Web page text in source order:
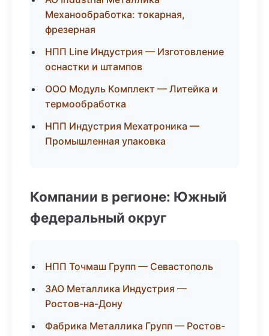
Механообработка: токарная,
фрезерная
НПП Line Индустрия — Изготовление
оснастки и штампов
ООО Модуль Комплект — Литейка и
термообработка
НПП Индустрия Мехатроника —
Промышленная упаковка
Компании в регионе: Южный
федеральный округ
НПП Точмаш Групп — Севастополь
ЗАО Металлика Индустрия —
Ростов-на-Дону
Фабрика Металлика Групп — Ростов-